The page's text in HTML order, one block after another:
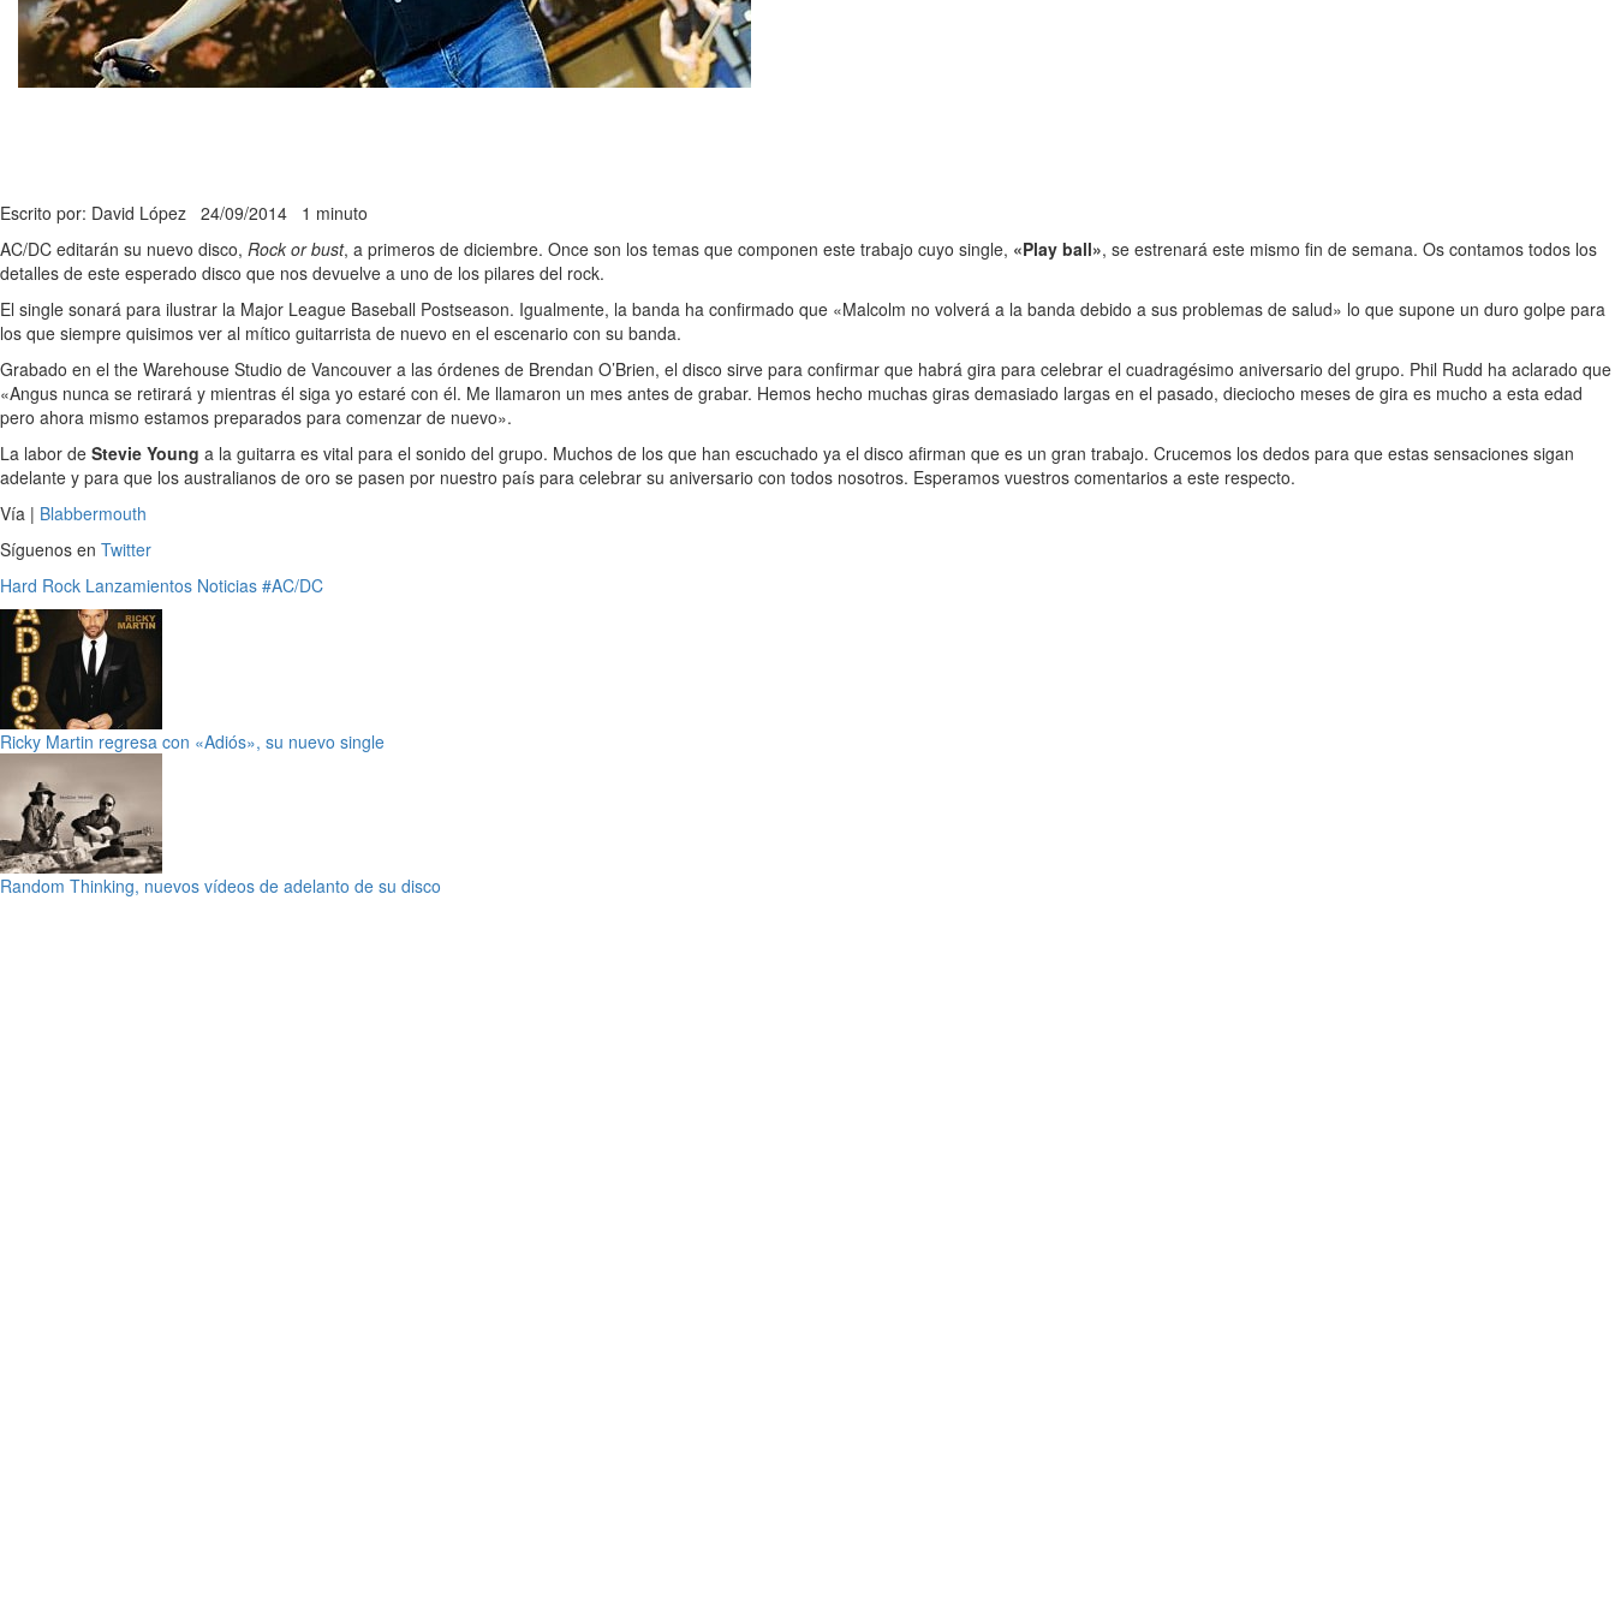
Escrito por: David López 24/09/2014 1 minuto
AC/DC editarán su nuevo disco, Rock or bust, a primeros de diciembre. Once son los temas que componen este trabajo cuyo single, «Play ball», se estrenará este mismo fin de semana. Os contamos todos los
detalles de este esperado disco que nos devuelve a uno de los pilares del rock.
El single sonará para ilustrar la Major League Baseball Postseason. Igualmente, la banda ha confirmado que «Malcolm no volverá a la banda debido a sus problemas de salud» lo que supone un duro golpe para
los que siempre quisimos ver al mítico guitarrista de nuevo en el escenario con su banda.
Grabado en el the Warehouse Studio de Vancouver a las órdenes de Brendan O’Brien, el disco sirve para confirmar que habrá gira para celebrar el cuadragésimo aniversario del grupo. Phil Rudd ha aclarado que
«Angus nunca se retirará y mientras él siga yo estaré con él. Me llamaron un mes antes de grabar. Hemos hecho muchas giras demasiado largas en el pasado, dieciocho meses de gira es mucho a esta edad
pero ahora mismo estamos preparados para comenzar de nuevo».
La labor de Stevie Young a la guitarra es vital para el sonido del grupo. Muchos de los que han escuchado ya el disco afirman que es un gran trabajo. Crucemos los dedos para que estas sensaciones sigan
adelante y para que los australianos de oro se pasen por nuestro país para celebrar su aniversario con todos nosotros. Esperamos vuestros comentarios a este respecto.
Vía | Blabbermouth
Síguenos en Twitter
Hard Rock Lanzamientos Noticias #AC/DC
Ricky Martin regresa con «Adiós», su nuevo single
Random Thinking, nuevos vídeos de adelanto de su disco